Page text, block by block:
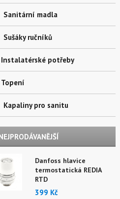
Sanitární madla
Sušáky ručníků
Instalatérské potřeby
Topení
Kapaliny pro sanitu
Danfoss hlavice
termostatická REDIA
RTD
399 Kč